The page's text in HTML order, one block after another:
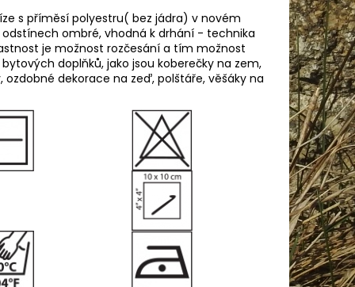
s příměsí polyestru( bez jádra) v novém
ombré, vhodná k drhání - technika
je možnost rozčesání a tím možnost
doplňků, jako jsou koberečky na zem,
dekorace na zeď, polštáře, věšáky na
BABY 80338